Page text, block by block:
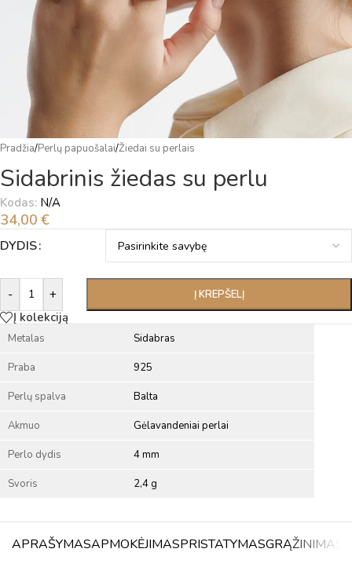
Pradžia/Perlų papuošalai/Žiedai su perlais
Sidabrinis žiedas su perlu
Kodas: N/A
34,00 €
DYDIS
- + Į KREPŠELĮ
Alternative:
Į kolekciją
Metalas Sidabras
Praba 925
Perlų spalva Balta
Akmuo Gėlavandeniai perlai
Perlo dydis 4 mm
Svoris 2,4 g
APRAŠYMASAPMOKĖJIMASPRISTATYMASGRĄŽINIMAS